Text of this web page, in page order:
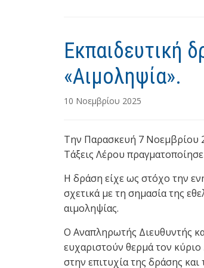
o
o
k
o
n
σ
τε
ίτ
Εκπαιδευτική
«Αιμοληψία».
10 Νοεμβρίου 2025
Την Παρασκευή 7 Νοεμβρίου
Τάξεις Λέρου
Η δράση είχε ως στόχο την
σχετικά με τη σημασία της
αιμοληψίας.
Ο Αναπληρωτής Διευθυντής
ευχαριστούν θερμά τον
στην επιτυχία της δράσης